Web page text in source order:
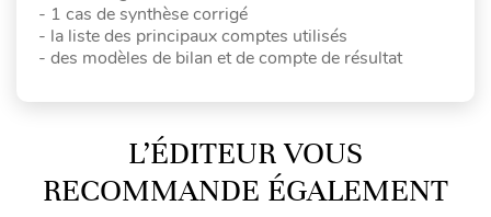
- 1 cas de synthèse corrigé
- la liste des principaux comptes utilisés
- des modèles de bilan et de compte de résultat
L’ÉDITEUR VOUS
RECOMMANDE ÉGALEMENT